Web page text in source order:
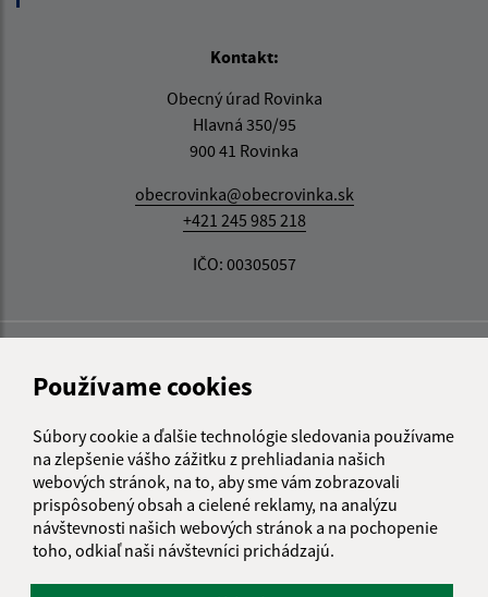
Používame cookies
Súbory cookie a ďalšie technológie sledovania používame
na zlepšenie vášho zážitku z prehliadania našich
webových stránok, na to, aby sme vám zobrazovali
prispôsobený obsah a cielené reklamy, na analýzu
návštevnosti našich webových stránok a na pochopenie
toho, odkiaľ naši návštevníci prichádzajú.
Kontakt:
Obecný úrad Rovinka
Hlavná 350/95
900 41 Rovinka
obecrovinka@obecrovinka.sk
+421 245 985 218
IČO: 00305057